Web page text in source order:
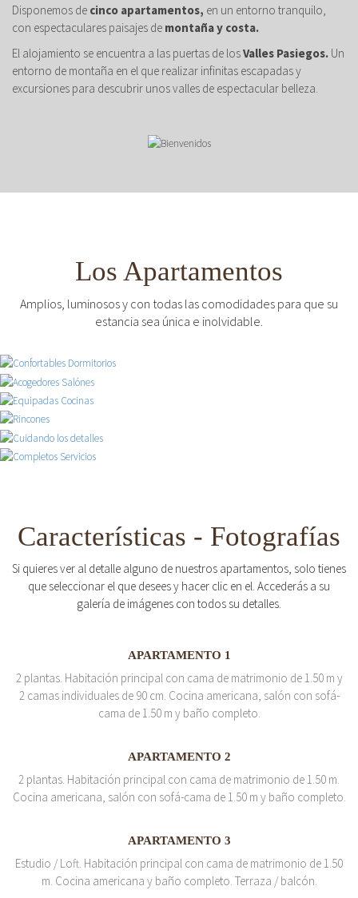
Disponemos de cinco apartamentos, en un entorno tranquilo,
con espectaculares paisajes de montaña y costa.
El alojamiento se encuentra a las puertas de losValles Pasiegos. Un
entorno de montaña en el que realizar infinitas escapadas y
excursiones para descubrir unos valles de espectacular belleza.
Los Apartamentos
Amplios, luminosos y con todas las comodidades para que su
estancia sea única e inolvidable.
Características - Fotografías
Si quieres ver al detalle alguno de nuestros apartamentos, solo tienes
que seleccionar el que desees y hacer clic en el. Accederás a su
galería de imágenes con todos su detalles.
APARTAMENTO 1
2 plantas. Habitación principal con cama de matrimonio de 1.50 m y
2 camas individuales de 90 cm. Cocina americana, salón con sofá-
cama de 1.50 m y baño completo.
APARTAMENTO 2
2 plantas. Habitación principal con cama de matrimonio de 1.50 m.
Cocina americana, salón con sofá-cama de 1.50 m y baño completo.
APARTAMENTO 3
Estudio / Loft. Habitación principal con cama de matrimonio de 1.50
m. Cocina americana y baño completo. Terraza / balcón.